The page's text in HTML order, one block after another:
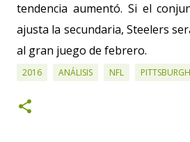
tendencia aumentó. Si el
ajusta la secundaria, Steelers
al gran juego de febrero.
2016 ANÁLISIS NFL